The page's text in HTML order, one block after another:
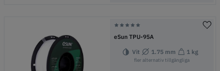
eSun TPU-95A
Vit 1.75 mm 1 kg
fler alternativ tillgängliga